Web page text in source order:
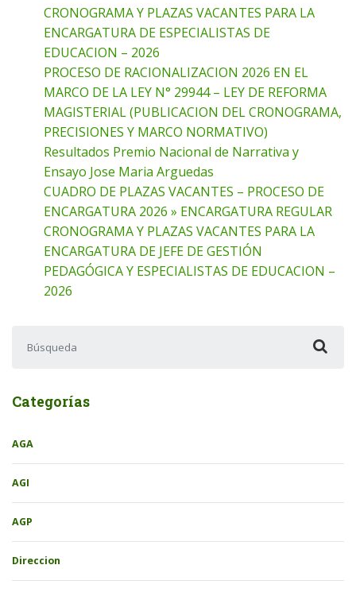
CRONOGRAMA Y PLAZAS VACANTES PARA LA
ENCARGATURA DE ESPECIALISTAS DE
EDUCACION – 2026
PROCESO DE RACIONALIZACION 2026 EN EL
MARCO DE LA LEY N° 29944 – LEY DE REFORMA
MAGISTERIAL (PUBLICACION DEL CRONOGRAMA,
PRECISIONES Y MARCO NORMATIVO)
Resultados Premio Nacional de Narrativa y
Ensayo Jose Maria Arguedas
CUADRO DE PLAZAS VACANTES – PROCESO DE
ENCARGATURA 2026 » ENCARGATURA REGULAR
CRONOGRAMA Y PLAZAS VACANTES PARA LA
ENCARGATURA DE JEFE DE GESTIÓN
PEDAGÓGICA Y ESPECIALISTAS DE EDUCACION –
2026
Categorías
AGA
AGI
AGP
Direccion